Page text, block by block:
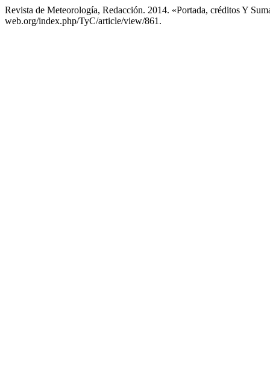
Revista de Meteorología, Redacción. 2014. «Portada, créditos Y
web.org/index.php/TyC/article/view/861.